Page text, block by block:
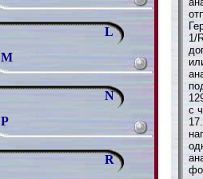
L
M
N
P
R
1/
с